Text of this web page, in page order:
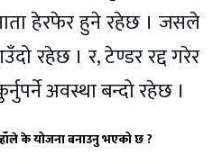
हेरफेर हुने रहेछ । जसले
रहेछ । र, टेण्डर रद्द गरेर
अवस्था बन्दो रहेछ ।
के योजना बनाउनु भएको छ ?